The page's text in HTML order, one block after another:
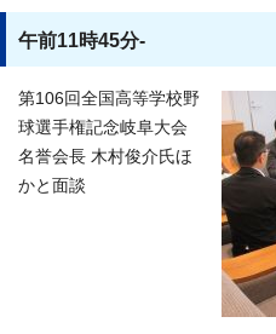
午前11時45分-
第106回全国高等学校野
球選手権記念岐阜大会
名誉会長 木村俊介氏ほ
かと面談